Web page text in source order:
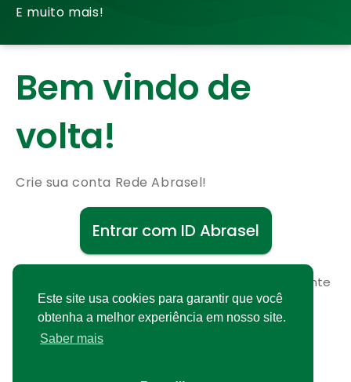
Este site usa cookies para garantir que você
obtenha a melhor experiência em nosso site.
Saber mais
E muito mais!
Bem vindo de
volta!
Crie sua conta Rede Abrasel!
Entrar com ID Abrasel
Cadastre-se gratuitamente